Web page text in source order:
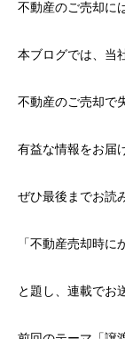
不動産のご売却に
本ブログでは、当
不動産のご売却で
有益な情報をお届
ぜひ最後までお読
「不動産売却時に
と題し、連載でお